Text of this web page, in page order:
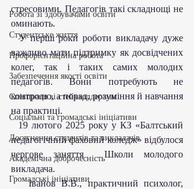
Робота зі здобувачами освіти
Студентське життя
Профорієнтаційна робота
Забезпечення якості освіти
Співпраця зі стейкхолдерами
Соціальні та громадські ініціативи
Досягнення студентів та викладачів
Академічна доброчесність
Громадські ініціативи
стресовими. Педагогів такі складнощі не
оминають.
  У перші роки роботи викладачу дуже
важливо мати підтримку як досвідчених
колег, так і таких самих молодих
педагогів. Вони потребують не
контролю, а порад, розуміння й навчання
на практиці.
педагогічний фаховий коледж» відбулося
чергове заняття  Школи молодого
викладача.
   Іванов В.В., практичний психолог,